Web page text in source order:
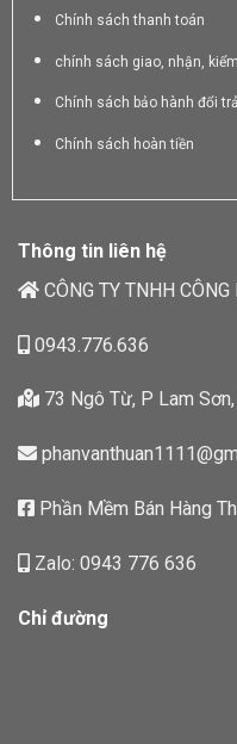
Chính sách thanh toán
chính sách giao, nhận,
Chính sách bảo hành đổi trả
Chính sách hoàn tiền
Thông tin liên hệ
CÔNG TY TNHH
0943.776.636
73 Ngô Từ, P Lam
Phần Mềm Bán Hàng
Zalo: 0943 776 636
Chỉ đường